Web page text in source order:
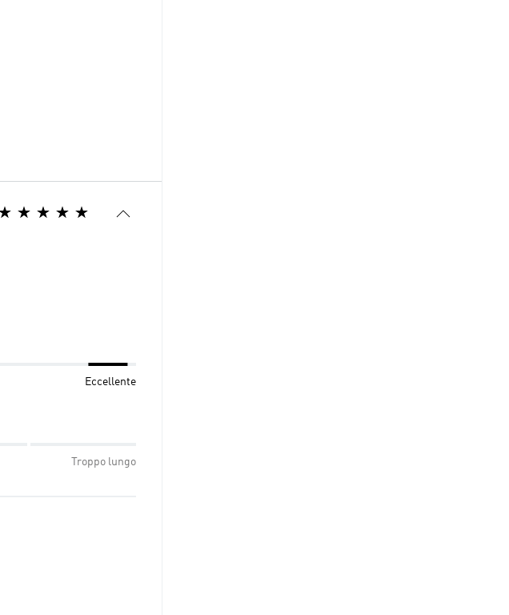
Eccellente
Troppo lungo